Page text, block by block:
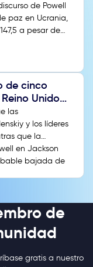
de Powell
paz en Ucrania,
a pesar de
de cinco
Unido
las
y los líderes
que la
en Jackson
bajada de
de
gratis a nuestro